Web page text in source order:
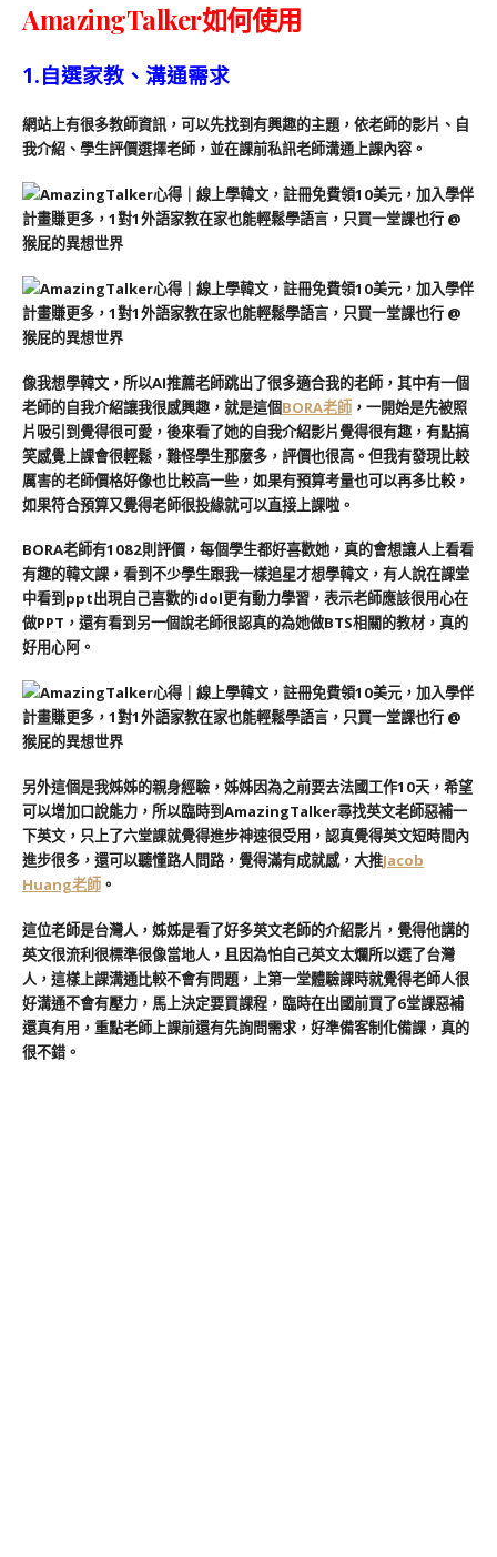
AmazingTalker如何使用
1.自選家教、溝通需求
網站上有很多教師資訊，可以先找到有興趣的主題，依老師的影片、自
我介紹、學生評價選擇老師，並在課前私訊老師溝通上課內容。
像我想學韓文，所以AI推薦老師跳出了很多適合我的老師，其中有一個
老師的自我介紹讓我很感興趣，就是這個BORA老師 ，一開始是先被照
片吸引到覺得很可愛，後來看了她的自我介紹影片覺得很有趣，有點搞
笑感覺上課會很輕鬆，難怪學生那麼多，評價也很高。但我有發現比較
厲害的老師價格好像也比較高一些，如果有預算考量也可以再多比較，
如果符合預算又覺得老師很投緣就可以直接上課啦。
BORA老師有1082則評價，每個學生都好喜歡她，真的會想讓人上看看
有趣的韓文課，看到不少學生跟我一樣追星才想學韓文，有人說在課堂
中看到ppt出現自己喜歡的idol更有動力學習，表示老師應該很用心在
做PPT，還有看到另一個說老師很認真的為她做BTS相關的教材，真的
好用心阿。
另外這個是我姊姊的親身經驗，姊姊因為之前要去法國工作10天，希望
可以增加口說能力，所以臨時到AmazingTalker尋找英文老師惡補一
下英文，只上了六堂課就覺得進步神速很受用，認真覺得英文短時間內
進步很多，還可以聽懂路人問路，覺得滿有成就感，大推Jacob
Huang老師 。
這位老師是台灣人，姊姊是看了好多英文老師的介紹影片，覺得他講的
英文很流利很標準很像當地人，且因為怕自己英文太爛所以選了台灣
人，這樣上課溝通比較不會有問題，上第一堂體驗課時就覺得老師人很
好溝通不會有壓力，馬上決定要買課程，臨時在出國前買了6堂課惡補
還真有用，重點老師上課前還有先詢問需求，好準備客制化備課，真的
很不錯。